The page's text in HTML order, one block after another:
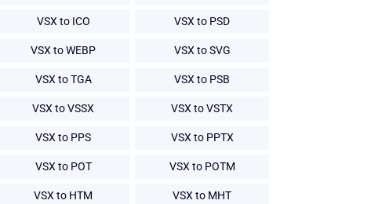
VSX to ICO VSX to PSD
VSX to WEBP VSX to SVG
VSX to TGA VSX to PSB
VSX to VSSX VSX to VSTX
VSX to PPS VSX to PPTX
VSX to POT VSX to POTM
VSX to HTM VSX to MHT